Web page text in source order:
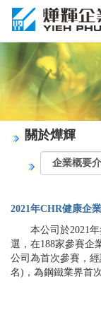
關於燁輝
2021年CHR健康企
本公司於2021
選，在188家參賽企
公司為首次參賽，
名)，為鋼鐵業界首